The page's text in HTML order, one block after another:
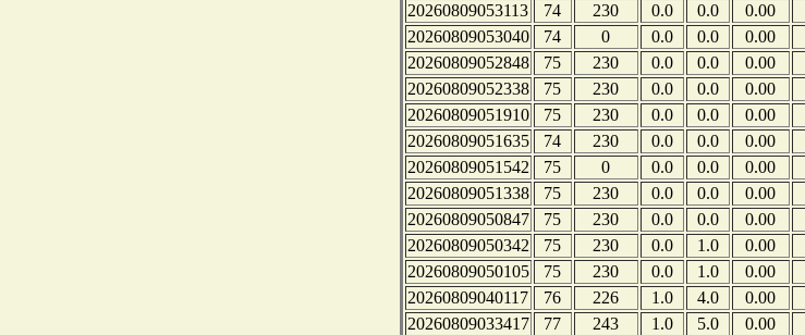
20260809053113
74 230 0.0 0.0 0.00
20260809053040
74 0 0.0 0.0 0.00
20260809052848
75 230 0.0 0.0 0.00
20260809052338
75 230 0.0 0.0 0.00
20260809051910
75 230 0.0 0.0 0.00
20260809051635
74 230 0.0 0.0 0.00
20260809051542
75 0 0.0 0.0 0.00
20260809051338
75 230 0.0 0.0 0.00
20260809050847
75 230 0.0 0.0 0.00
20260809050342
75 230 0.0 1.0 0.00
20260809050105
75 230 0.0 1.0 0.00
20260809040117
76 226 1.0 4.0 0.00
20260809033417
77 243 1.0 5.0 0.00